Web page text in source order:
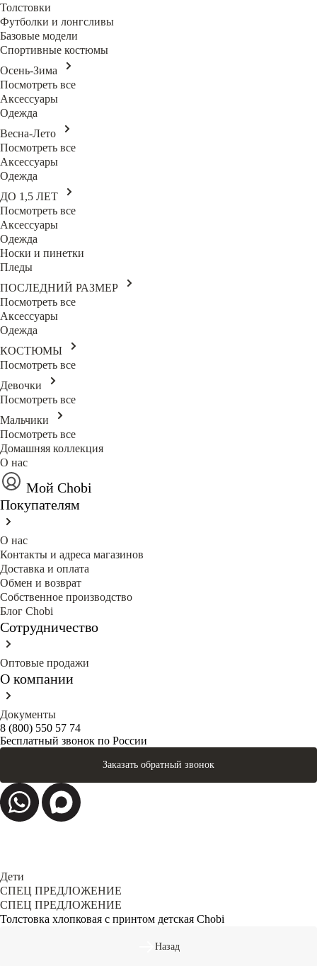
Толстовки
Футболки и лонгсливы
Базовые модели
Спортивные костюмы
Осень-Зима
Посмотреть все
Аксессуары
Одежда
Весна-Лето
Посмотреть все
Аксессуары
Одежда
ДО 1,5 ЛЕТ
Посмотреть все
Аксессуары
Одежда
Носки и пинетки
Пледы
ПОСЛЕДНИЙ РАЗМЕР
Посмотреть все
Аксессуары
Одежда
КОСТЮМЫ
Посмотреть все
Девочки
Посмотреть все
Мальчики
Посмотреть все
Домашняя коллекция
О нас
Мой Chobi
Покупателям
О нас
Контакты и адреса магазинов
Доставка и оплата
Обмен и возврат
Собственное производство
Блог Сhobi
Сотрудничество
Оптовые продажи
О компании
Документы
8 (800) 550 57 74
Бесплатный звонок по России
Заказать обратный звонок
Дети
СПЕЦ ПРЕДЛОЖЕНИЕ
СПЕЦ ПРЕДЛОЖЕНИЕ
Толстовка хлопковая с принтом детская Chobi
Назад